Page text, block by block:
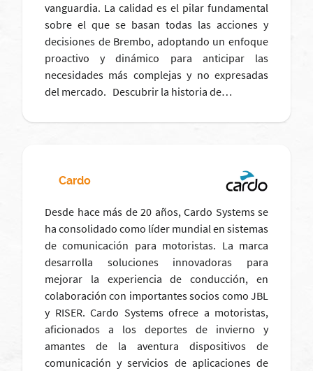
vanguardia. La calidad es el pilar fundamental
sobre el que se basan todas las acciones y
decisiones de Brembo, adoptando un enfoque
proactivo y dinámico para anticipar las
necesidades más complejas y no expresadas
del mercado. Descubrir la historia de…
Cardo
Desde hace más de 20 años, Cardo Systems se
ha consolidado como líder mundial en sistemas
de comunicación para motoristas. La marca
desarrolla soluciones innovadoras para
mejorar la experiencia de conducción, en
colaboración con importantes socios como JBL
y RISER. Cardo Systems ofrece a motoristas,
aficionados a los deportes de invierno y
amantes de la aventura dispositivos de
comunicación y servicios de aplicaciones de